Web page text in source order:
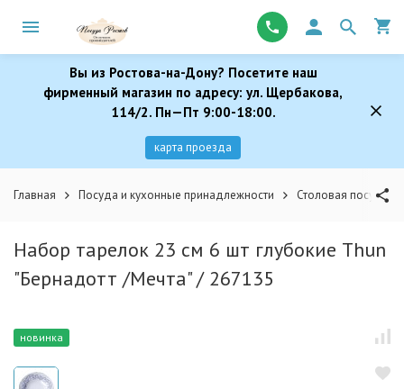
Вы из Ростова-на-Дону? Посетите наш
фирменный магазин по адресу: ул. Щербакова,
114/2. Пн—Пт 9:00-18:00.
карта проезда
Главная Посуда и кухонные принадлежности Столовая посуда
Набор тарелок 23 см 6 шт глубокие Thun
"Бернадотт /Мечта" / 267135
новинка